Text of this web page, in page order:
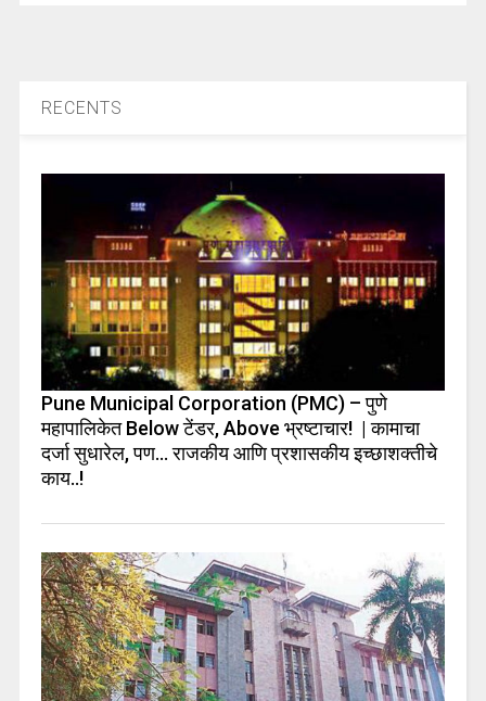
RECENTS
Pune Municipal Corporation (PMC) – पुणे
महापालिकेत Below टेंडर, Above भ्रष्टाचार! | कामाचा
दर्जा सुधारेल, पण… राजकीय आणि प्रशासकीय इच्छाशक्तीचे
काय..!